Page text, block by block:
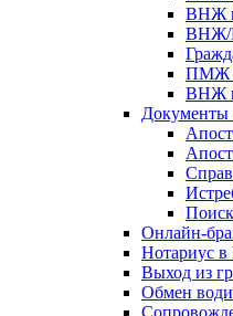
ВНЖ
ВНЖ/
ПМЖ
ВНЖ
Документы
Онлайн-
Нотариус в
Выход из
Обмен